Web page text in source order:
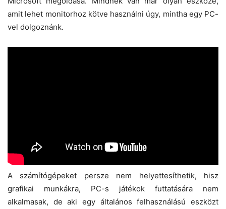
amit lehet monitorhoz kötve használni úgy, mintha egy PC-
vel dolgoznánk.
A számítógépeket persze nem helyettesíthetik, hisz
grafikai munkákra, PC-s játékok futtatására nem
alkalmasak, de aki egy általános felhasználású eszközt